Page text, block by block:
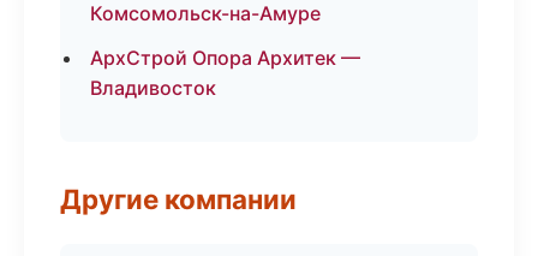
Комсомольск-на-Амуре
АрхСтрой Опора Архитек —
Владивосток
Другие компании